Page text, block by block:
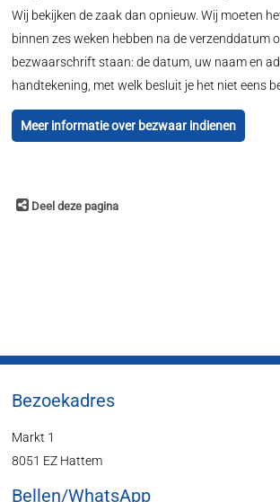
Wij bekijken de zaak dan opnieuw. Wij moeten
binnen zes weken hebben na de verzenddatum
bezwaarschrift staan: de datum, uw naam en
handtekening, met welk besluit je het niet eens
Meer informatie over bezwaar indienen
Deel deze pagina
Bezoekadres
Markt 1
8051 EZ Hattem
Bellen/WhatsApp